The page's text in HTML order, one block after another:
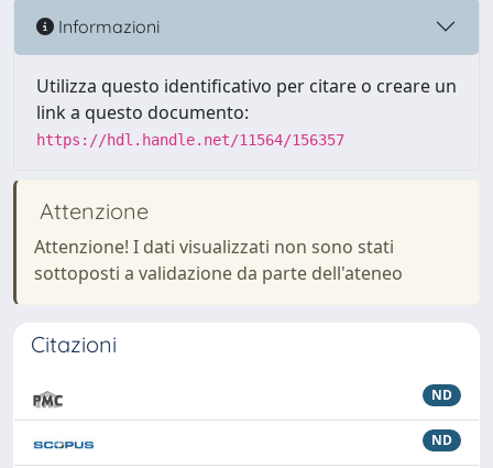
Informazioni
Utilizza questo identificativo per citare o creare un
link a questo documento:
https://hdl.handle.net/11564/156357
Attenzione
Attenzione! I dati visualizzati non sono stati
sottoposti a validazione da parte dell'ateneo
Citazioni
ND
ND